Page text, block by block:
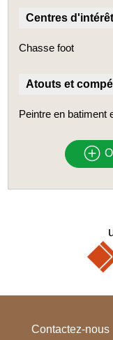
Centres
Chasse foot
Atouts et
Peintre en batiment
Contactez-nous